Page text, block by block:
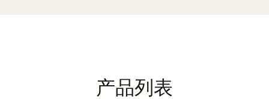
产品列表